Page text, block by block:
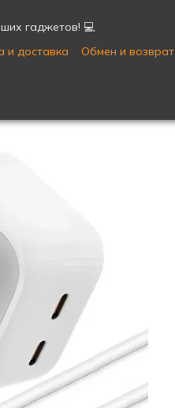
гаджетов! 💻
и доставка Обмен и возврат